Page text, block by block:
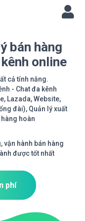
bán hàng
online
cả tính năng.
- Chat đa kênh
Lazada, Website,
đài), Quản lý xuất
hoàn
vận hành bán hàng
được tốt nhất
phí